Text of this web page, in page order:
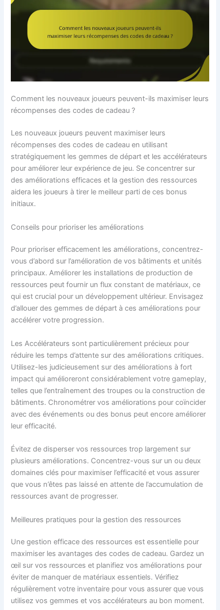
Comment les nouveaux joueurs peuvent-ils maximiser leurs
récompenses des codes de cadeau ?
Les nouveaux joueurs peuvent maximiser leurs
récompenses des codes de cadeau en utilisant
stratégiquement les gemmes de départ et les accélérateurs
pour améliorer leur expérience de jeu. Se concentrer sur
des améliorations efficaces et la gestion des ressources
aidera les joueurs à tirer le meilleur parti de ces bonus
initiaux.
Conseils pour prioriser les améliorations
Pour prioriser efficacement les améliorations, concentrez-
vous d’abord sur l’amélioration de vos bâtiments et unités
principaux. Améliorer les installations de production de
ressources peut fournir un flux constant de matériaux, ce
qui est crucial pour un développement ultérieur. Envisagez
d’allouer des gemmes de départ à ces améliorations pour
accélérer votre progression.
Les Accélérateurs sont particulièrement précieux pour
réduire les temps d’attente sur des améliorations critiques.
Utilisez-les judicieusement sur des améliorations à fort
impact qui amélioreront considérablement votre gameplay,
telles que l’entraînement des troupes ou la construction de
bâtiments. Chronométrer vos améliorations pour coïncider
avec des événements ou des bonus peut encore améliorer
leur efficacité.
Évitez de disperser vos ressources trop largement sur
plusieurs améliorations. Concentrez-vous sur un ou deux
domaines clés pour maximiser l’efficacité et vous assurer
que vous n’êtes pas laissé en attente de l’accumulation de
ressources avant de progresser.
Meilleures pratiques pour la gestion des ressources
Une gestion efficace des ressources est essentielle pour
maximiser les avantages des codes de cadeau. Gardez un
œil sur vos ressources et planifiez vos améliorations pour
éviter de manquer de matériaux essentiels. Vérifiez
régulièrement votre inventaire pour vous assurer que vous
utilisez vos gemmes et vos accélérateurs au bon moment.